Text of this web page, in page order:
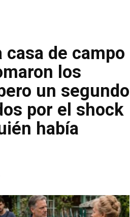
de campo
los
un segundo
por el shock
había